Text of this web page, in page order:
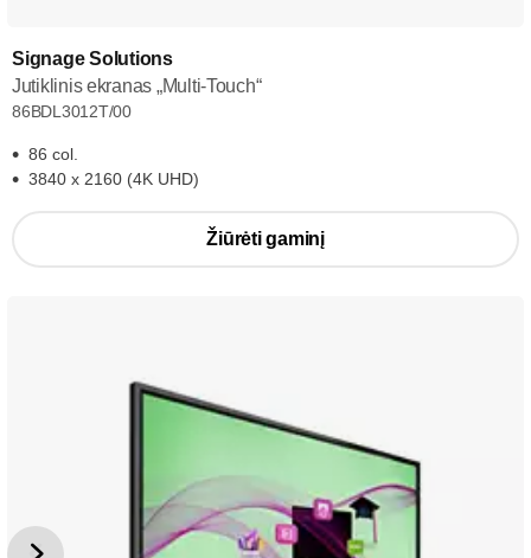
Signage Solutions
Jutiklinis ekranas „Multi-Touch“
86BDL3012T/00
86 col.
3840 x 2160 (4K UHD)
Žiūrėti gaminį